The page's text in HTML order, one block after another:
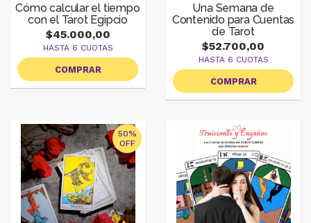
Cómo calcular el tiempo
con el Tarot Egipcio
$45.000,00
HASTA 6 CUOTAS
COMPRAR
Una Semana de
Contenido para Cuentas
de Tarot
$52.700,00
HASTA 6 CUOTAS
COMPRAR
50%
OFF